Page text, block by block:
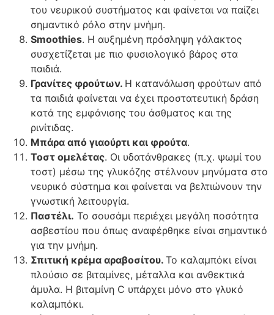
του νευρικού συστήματος και φαίνεται να παίζει
σημαντικό ρόλο στην μνήμη.
Smoothies. H αυξημένη πρόσληψη γάλακτος
συσχετίζεται με πιο φυσιολογικό βάρος στα
παιδιά.
Γρανίτες φρούτων. Η κατανάλωση φρούτων από
τα παιδιά φαίνεται να έχει προστατευτική δράση
κατά της εμφάνισης του άσθματος και της
ρινίτιδας.
Μπάρα από γιαούρτι και φρούτα.
Τοστ ομελέτας. Οι υδατάνθρακες (π.χ. ψωμί του
τοστ) μέσω της γλυκόζης στέλνουν μηνύματα στο
νευρικό σύστημα και φαίνεται να βελτιώνουν την
γνωστική λειτουργία.
Παστέλι. To σουσάμι περιέχει μεγάλη ποσότητα
ασβεστίου που όπως αναφέρθηκε είναι σημαντικό
για την μνήμη.
Σπιτική κρέμα αραβοσίτου. To καλαμπόκι είναι
πλούσιο σε βιταμίνες, μέταλλα και ανθεκτικά
άμυλα. Η βιταμίνη C υπάρχει μόνο στο γλυκό
καλαμπόκι.